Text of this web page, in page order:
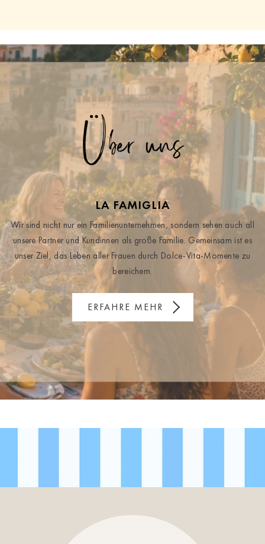
Über uns
LA FAMIGLIA
Wir sind nicht nur ein Familienunternehmen, sondern sehen auch all
unsere Partner und Kundinnen als große Familie. Gemeinsam ist es
unser Ziel, das Leben aller Frauen durch Dolce-Vita-Momente zu
bereichern.
ERFAHRE MEHR